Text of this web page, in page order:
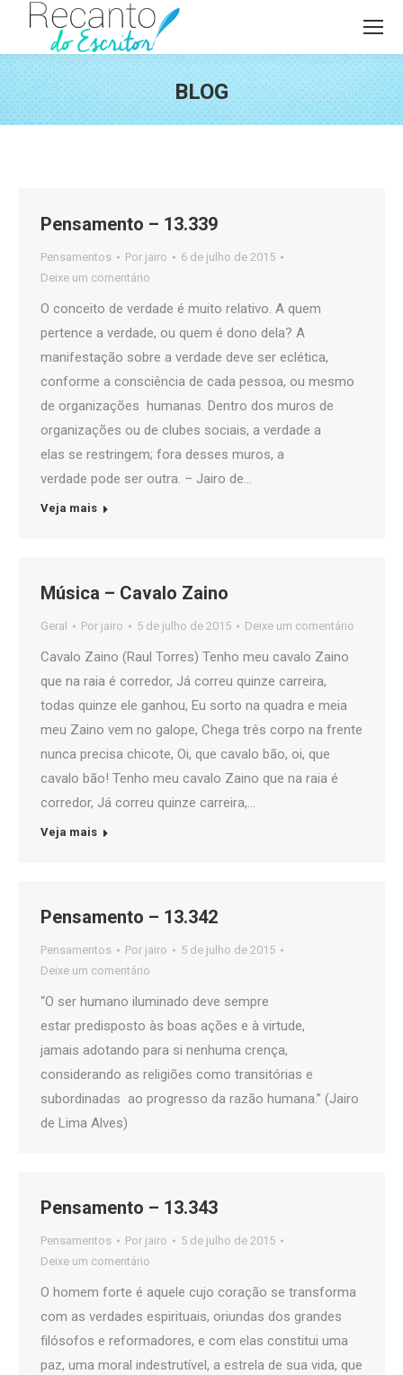
BLOG
Pensamento – 13.339
Pensamentos Por jairo
6 de julho de 2015
Deixe um comentário
O conceito de verdade é muito relativo. A quem
pertence a verdade, ou quem é dono dela? A
manifestação sobre a verdade deve ser eclética,
conforme a consciência de cada pessoa, ou mesmo
de organizações humanas. Dentro dos muros de
organizações ou de clubes sociais, a verdade a
elas se restringem; fora desses muros, a
verdade pode ser outra. – Jairo de…
Veja mais
Música – Cavalo Zaino
Geral Por jairo 5 de julho de 2015 Deixe um comentário
Cavalo Zaino (Raul Torres) Tenho meu cavalo Zaino
que na raia é corredor, Já correu quinze carreira,
todas quinze ele ganhou, Eu sorto na quadra e meia
meu Zaino vem no galope, Chega três corpo na frente
nunca precisa chicote, Oi, que cavalo bão, oi, que
cavalo bão! Tenho meu cavalo Zaino que na raia é
corredor, Já correu quinze carreira,…
Veja mais
Pensamento – 13.342
Pensamentos Por jairo
5 de julho de 2015
Deixe um comentário
“O ser humano iluminado deve sempre
estar predisposto às boas ações e à virtude,
jamais adotando para si nenhuma crença,
considerando as religiões como transitórias e
subordinadas ao progresso da razão humana.” (Jairo
de Lima Alves)
Pensamento – 13.343
Pensamentos Por jairo
5 de julho de 2015
Deixe um comentário
O homem forte é aquele cujo coração se transforma
com as verdades espirituais, oriundas dos grandes
filósofos e reformadores, e com elas constitui uma
paz, uma moral indestrutível, a estrela de sua vida, que